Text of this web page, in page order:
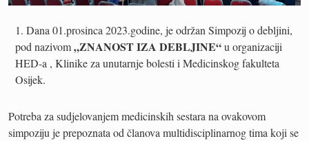
Dana 01.prosinca 2023.godine, je održan Simpozij o debljini,
pod nazivom„ZNANOST IZA DEBLJINE“u organizaciji
HED-a , Klinike za unutarnje bolesti i Medicinskog fakulteta
Osijek.
Potreba za sudjelovanjem medicinskih sestara na ovakovom
simpoziju je prepoznata od članova multidisciplinarnog tima koji se